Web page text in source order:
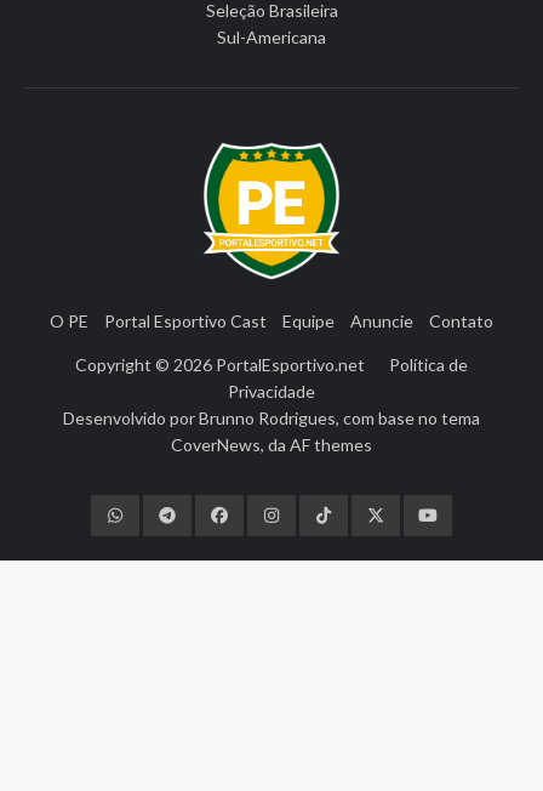
Seleção Brasileira
Sul-Americana
O PE Portal Esportivo Cast Equipe Anuncie Contato
Copyright © 2026 PortalEsportivo.net
Política de
Privacidade
Desenvolvido porBrunno Rodrigues, com base no tema
CoverNews, da AF themes